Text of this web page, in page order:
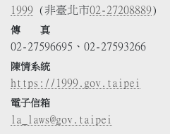
1999 (非臺北市02-27208889)
傳 真
02-27596695、02-27593266
陳情系統
https://1999.gov.taipei
電子信箱
la_laws@gov.taipei